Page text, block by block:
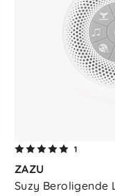
med ett trekk
med CYBEX
ventilasjonspanel
for varme
1
ZAZU
Suzy Beroligende